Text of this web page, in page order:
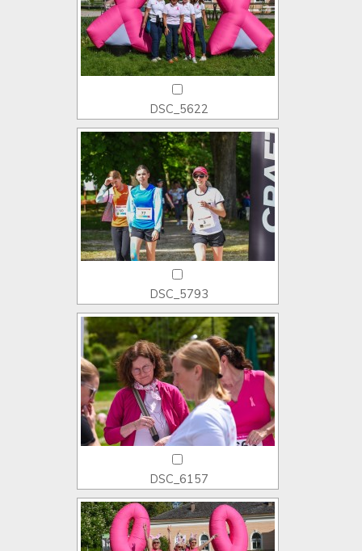
DSC_5622
DSC_5793
DSC_6157